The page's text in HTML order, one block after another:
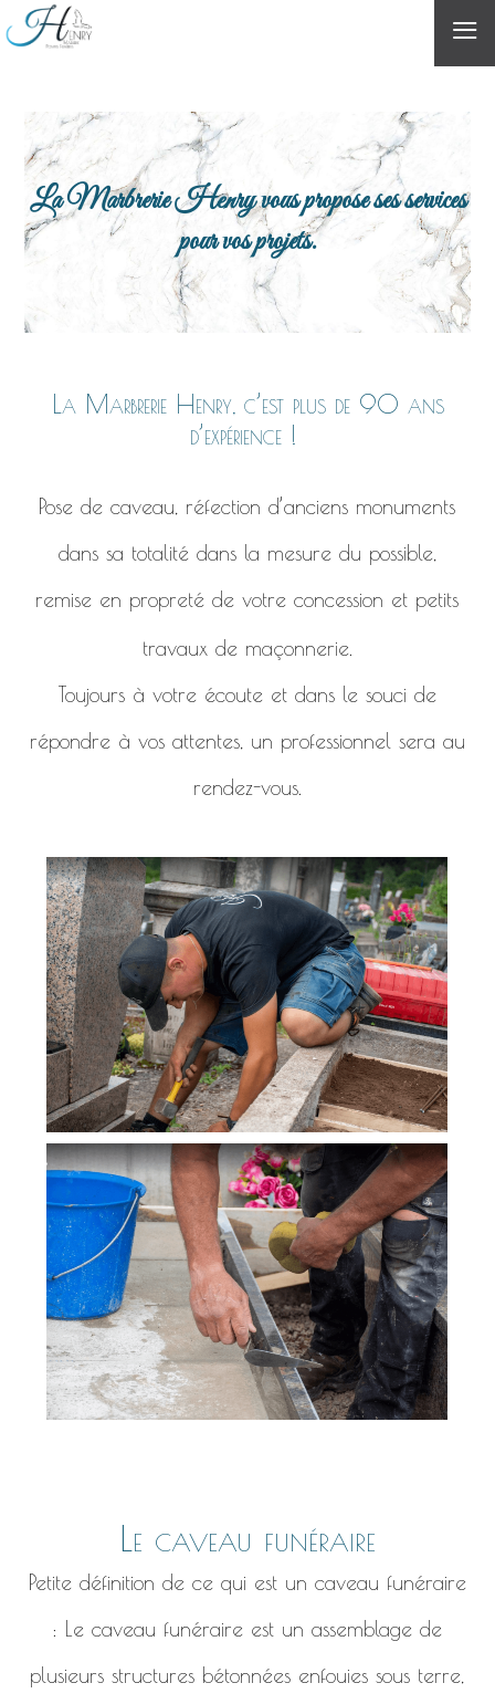
≡
La Marbrerie Henry vous propose ses services
pour vos projets.
La Marbrerie Henry, c’est plus de 90 ans
d’expérience !
Pose de caveau, réfection d’anciens monuments
dans sa totalité dans la mesure du possible,
remise en propreté de votre concession et petits
travaux de maçonnerie.
Toujours à votre écoute et dans le souci de
répondre à vos attentes, un professionnel sera au
rendez-vous.
Le caveau funéraire
Petite définition de ce qui est un caveau funéraire
: Le caveau funéraire est un assemblage de
plusieurs structures bétonnées enfouies sous terre,